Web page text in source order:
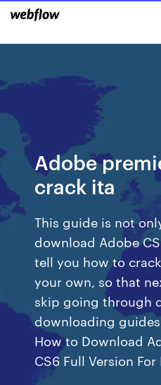
Adobe
crack ita
This guide is not
download Adobe
tell you how to
your own, so that
skip going through
downloading
How to Download
CS6 Full Version For